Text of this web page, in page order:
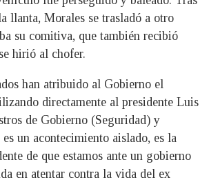
llanta, Morales se trasladó a otro
su comitiva, que también recibió
hirió al chofer.
han atribuido al Gobierno el
directamente al presidente Luis
de Gobierno (Seguridad) y
un acontecimiento aislado, es la
de que estamos ante un gobierno
en atentar contra la vida del ex